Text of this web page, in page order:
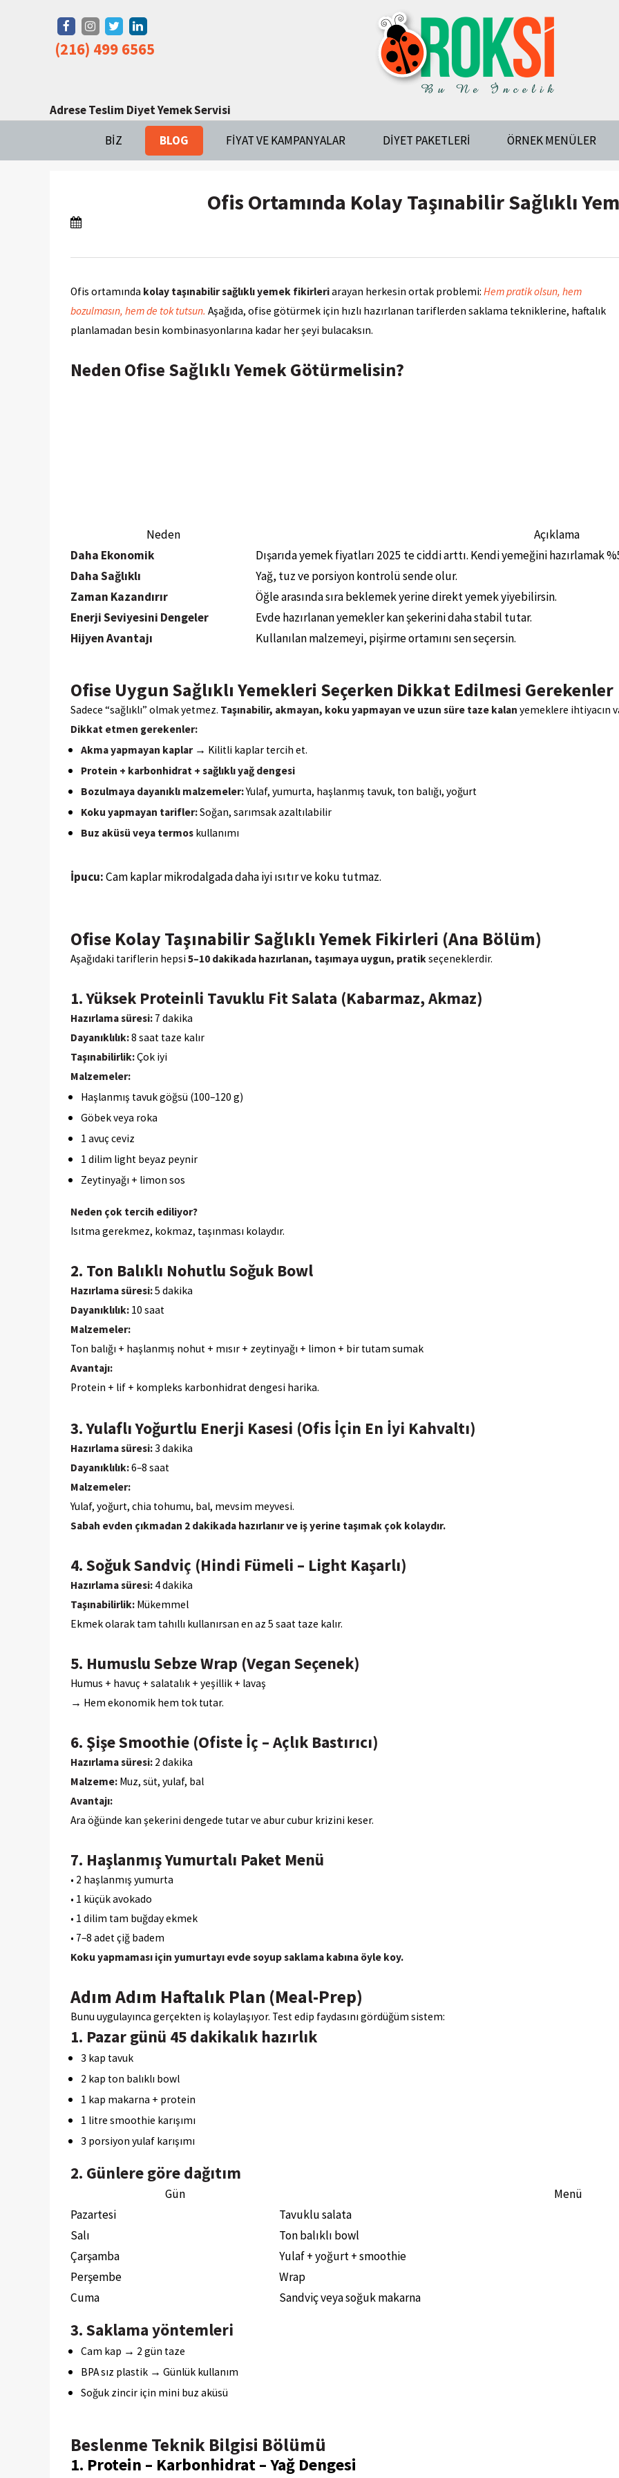
Adrese Teslim Diyet Yemek Servisi
(216) 499 6565
BIZ BLOG FIYAT VE KAMPANYALAR DIYET PAKETLERI ÖRNEK MENÜLER
Ofis Ortamında Kolay Taşınabilir Sağlıklı
Ofis ortamında kolay taşınabilir sağlıklı yemek fikirleriarayan herkesin ortak problemi:Hem pratik olsun, hem
bozulmasın, hem de tok tutsun. Aşağıda, ofise götürmek için hızlı hazırlanan tariflerden saklama tekniklerine, haftalık
planlamadan besin kombinasyonlarına kadar her şeyi bulacaksın.
Neden Ofise Sağlıklı Yemek Götürmelisin?
Neden
Açıklama
Daha Ekonomik
Dışarıda yemek fiyatları 2025 te ciddi arttı. Kendi yemeğini hazırlamak
Daha Sağlıklı
Yağ, tuz ve porsiyon kontrolü sende olur.
Zaman Kazandırır
Öğle arasında sıra beklemek yerine direkt yemek yiyebilirsin.
Enerji Seviyesini Dengeler
Evde hazırlanan yemekler kan şekerini daha stabil tutar.
Hijyen Avantajı
Kullanılan malzemeyi, pişirme ortamını sen seçersin.
Ofise Uygun Sağlıklı Yemekleri Seçerken Dikkat Edilmesi Gerekenler
Sadece “sağlıklı” olmak yetmez. Taşınabilir, akmayan, koku yapmayan ve uzun süre taze kalan yemeklere ihtiyacın
Dikkat etmen gerekenler:
Akma yapmayan kaplar→ Kilitli kaplar tercih et.
Protein + karbonhidrat + sağlıklı yağ dengesi
Bozulmaya dayanıklı malzemeler:Yulaf, yumurta, haşlanmış tavuk, ton balığı, yoğurt
Koku yapmayan tarifler:Soğan, sarımsak azaltılabilir
Buz aküsü veya termos kullanımı
İpucu:Cam kaplar mikrodalgada daha iyi ısıtır ve koku tutmaz.
Ofise Kolay Taşınabilir Sağlıklı Yemek Fikirleri (Ana Bölüm)
Aşağıdaki tariflerin hepsi5–10 dakikada hazırlanan, taşımaya uygun, pratikseçeneklerdir.
1. Yüksek Proteinli Tavuklu Fit Salata (Kabarmaz, Akmaz)
Hazırlama süresi: 7 dakika
Dayanıklılık:8 saat taze kalır
Taşınabilirlik:Çok iyi
Malzemeler:
Haşlanmış tavuk göğsü (100–120 g)
Göbek veya roka
1 avuç ceviz
1 dilim light beyaz peynir
Zeytinyağı + limon sos
Neden çok tercih ediliyor?
Isıtma gerekmez, kokmaz, taşınması kolaydır.
2. Ton Balıklı Nohutlu Soğuk Bowl
Hazırlama süresi:5 dakika
Dayanıklılık: 10 saat
Malzemeler:
Ton balığı + haşlanmış nohut + mısır + zeytinyağı + limon + bir tutam sumak
Avantajı:
Protein + lif + kompleks karbonhidrat dengesi harika.
3. Yulaflı Yoğurtlu Enerji Kasesi (Ofis İçin En İyi Kahvaltı)
Hazırlama süresi:3 dakika
Dayanıklılık:6–8 saat
Malzemeler:
Yulaf, yoğurt, chia tohumu, bal, mevsim meyvesi.
Sabah evden çıkmadan 2 dakikada hazırlanır ve iş yerine taşımak çok kolaydır.
4. Soğuk Sandviç (Hindi Fümeli – Light Kaşarlı)
Hazırlama süresi: 4 dakika
Taşınabilirlik: Mükemmel
Ekmek olarak tam tahıllı kullanırsan en az 5 saat taze kalır.
5. Humuslu Sebze Wrap (Vegan Seçenek)
Humus + havuç + salatalık + yeşillik + lavaş
→ Hem ekonomik hem tok tutar.
6. Şişe Smoothie (Ofiste İç – Açlık Bastırıcı)
Hazırlama süresi: 2 dakika
Malzeme: Muz, süt, yulaf, bal
Avantajı:
Ara öğünde kan şekerini dengede tutar ve abur cubur krizini keser.
7. Haşlanmış Yumurtalı Paket Menü
• 2 haşlanmış yumurta
• 1 küçük avokado
• 1 dilim tam buğday ekmek
• 7–8 adet çiğ badem
Koku yapmaması için yumurtayı evde soyup saklama kabına öyle koy.
Adım Adım Haftalık Plan (Meal-Prep)
Bunu uygulayınca gerçekten iş kolaylaşıyor. Test edip faydasını gördüğüm sistem:
1. Pazar günü 45 dakikalık hazırlık
3 kap tavuk
2 kap ton balıklı bowl
1 kap makarna + protein
1 litre smoothie karışımı
3 porsiyon yulaf karışımı
2. Günlere göre dağıtım
Gün
Menü
Pazartesi
Tavuklu salata
Salı
Ton balıklı bowl
Çarşamba
Yulaf + yoğurt + smoothie
Perşembe
Wrap
Cuma
Sandviç veya soğuk makarna
3. Saklama yöntemleri
Cam kap → 2 gün taze
BPA sız plastik → Günlük kullanım
Soğuk zincir için mini buz aküsü
Beslenme Teknik Bilgisi Bölümü
1. Protein – Karbonhidrat – Yağ Dengesi